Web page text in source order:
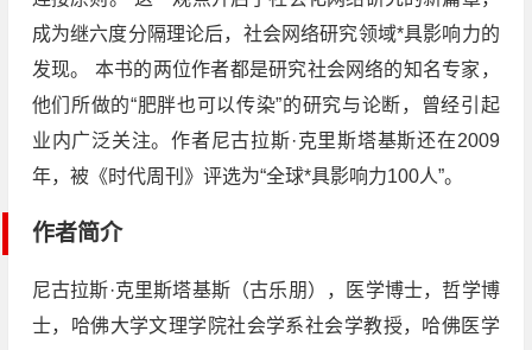
成为继六度分隔理论后，社会网络研究领域*具影响力的
发现。 本书的两位作者都是研究社会网络的知名专家，
他们所做的“肥胖也可以传染”的研究与论断，曾经引起
业内广泛关注。作者尼古拉斯·克里斯塔基斯还在2009
年，被《时代周刊》评选为“全球*具影响力100人”。
作者简介
尼古拉斯·克里斯塔基斯（古乐朋），医学博士，哲学博
士，哈佛大学文理学院社会学系社会学教授，哈佛医学